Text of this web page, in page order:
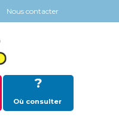
Nous contacter
?
Où consulter